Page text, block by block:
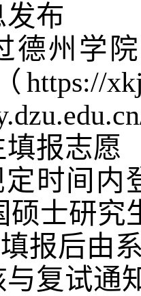
发布
德州学
https://
填报志愿
时间内
硕士研究
报后由
与复试通